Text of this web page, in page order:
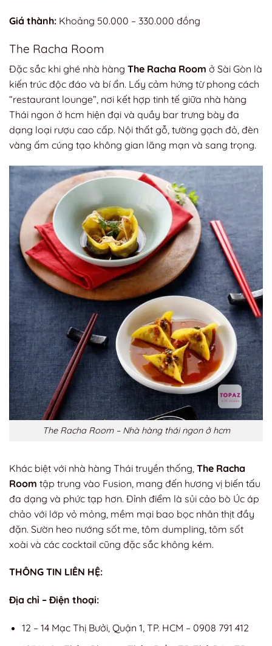
Giá thành: Khoảng 50.000 – 330.000 đồng
The Racha Room
Đặc sắc khi ghé nhà hàng The Racha Room ở Sài Gòn là
kiến trúc độc đáo và bí ẩn. Lấy cảm hứng từ phong cách
“restaurant lounge”, nơi kết hợp tinh tế giữa nhà hàng
Thái ngon ở hcm hiện đại và quầy bar trưng bày đa
dạng loại rượu cao cấp. Nội thất gỗ, tường gạch đỏ, đèn
vàng ấm cúng tạo không gian lãng mạn và sang trọng.
The Racha Room – Nhà hàng thái ngon ở hcm
Khác biệt với nhà hàng Thái truyền thống, The Racha
Room tập trung vào Fusion, mang đến hương vị biến tấu
đa dạng và phức tạp hơn. Đỉnh điểm là sủi cảo bò Úc áp
chảo với lớp vỏ mỏng, mềm mại bao bọc nhân thịt đầy
đặn. Sườn heo nướng sốt me, tôm dumpling, tôm sốt
xoài và các cocktail cũng đặc sắc không kém.
THÔNG TIN LIÊN HỆ:
Địa chỉ – Điện thoại:
12 – 14 Mạc Thị Bưởi, Quận 1, TP. HCM – 0908 791 412